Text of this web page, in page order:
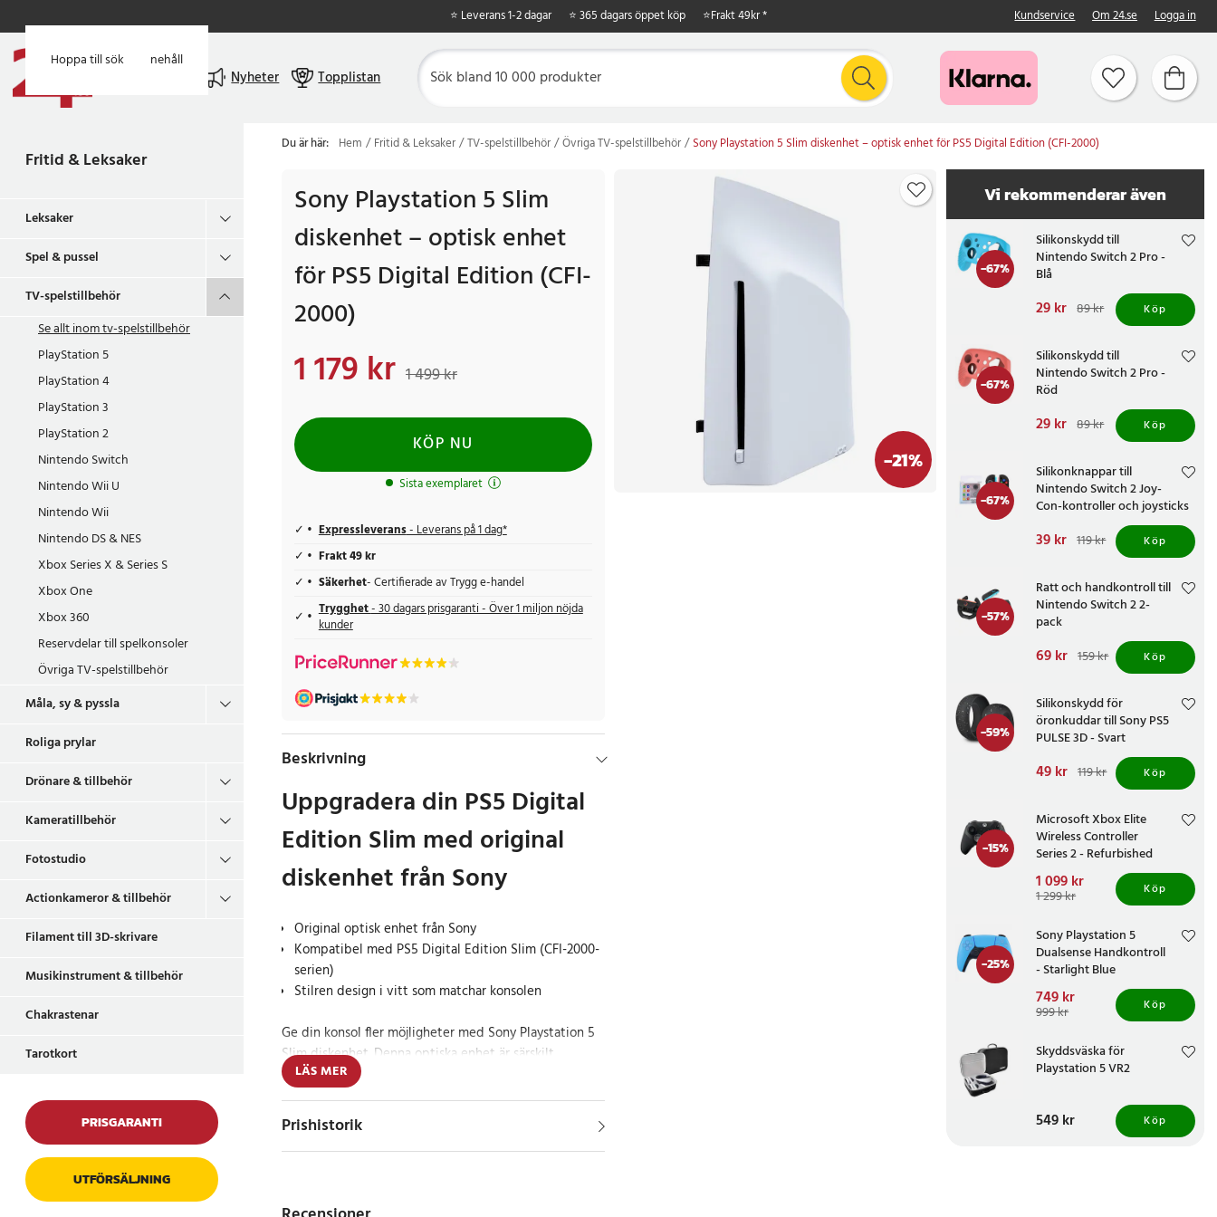
Hoppa till huvudinnehåll
Hoppa till sök
⭐ Leverans 1-2 dagar ⭐ 365 dagars öppet köp ⭐Frakt 49kr * Kundservice Om 24.se Logga in
Nyheter Topplistan
Fritid & Leksaker
Leksaker
Spel & pussel
TV-spelstillbehör
Se allt inomtv-spelstillbehör
PlayStation 5
PlayStation 4
PlayStation 3
PlayStation 2
Nintendo Switch
Nintendo Wii U
Nintendo Wii
Nintendo DS & NES
Xbox Series X & Series S
Xbox One
Xbox 360
Reservdelar till spelkonsoler
Övriga TV-spelstillbehör
Måla, sy & pyssla
Roliga prylar
Drönare & tillbehör
Kameratillbehör
Fotostudio
Actionkameror & tillbehör
Filament till 3D-skrivare
Musikinstrument & tillbehör
Chakrastenar
Tarotkort
PRISGARANTI
UTFÖRSÄLJNING
Du är här: Hem Fritid & Leksaker TV-spelstillbehör Övriga TV-spelstillbehör Sony Playstation 5 Slim diskenhet – optisk enhet för PS5 Digital Edition (CFI-2000)
-21%
Sony Playstation 5 Slim
diskenhet – optisk enhet
för PS5 Digital Edition (CFI-
2000)
Nuvarande pris
1 179 kr 1 499 kr
KÖP NU
Sista exemplaret
Expressleverans- Leverans på 1 dag*
Frakt 49 kr
Säkerhet- Certifierade av Trygg e-handel
Trygghet- 30 dagars prisgaranti - Över 1 miljon nöjda
kunder
Beskrivning
Uppgradera din PS5 Digital
Edition Slim med original
diskenhet från Sony
Original optisk enhet från Sony
Kompatibel med PS5 Digital Edition Slim (CFI-2000-
serien)
Stilren design i vitt som matchar konsolen
Ge din konsol fler möjligheter med Sony Playstation 5
Slim diskenhet. Denna optiska enhet är särskilt
framtagen för PS5 Digital Edition i CFI-2000 Slim-
serien och gör det möjligt att spela fysiska skivor på en
annars helt digital modell.
Som originaltillbehör från Sony är diskenheten
LÄS MER
Prishistorik
Vi rekommenderar även
-67%
Silikonskydd till
Nintendo Switch 2 Pro -
Blå
Nuvarande pris
Tidigare pris 89 kr
29 kr 89 kr Köp
-67%
Silikonskydd till
Nintendo Switch 2 Pro -
Röd
Nuvarande pris
Tidigare pris 89 kr
29 kr 89 kr Köp
-67%
Silikonknappar till
Nintendo Switch 2 Joy-
Con-kontroller och joysticks
Nuvarande pris
Tidigare pris 119 kr
39 kr 119 kr Köp
-57%
Ratt och handkontroll till
Nintendo Switch 2 2-
pack
Nuvarande pris
Tidigare pris 159 kr
69 kr 159 kr Köp
-59%
Silikonskydd för
öronkuddar till Sony PS5
PULSE 3D - Svart
Nuvarande pris
Tidigare pris 119 kr
49 kr 119 kr Köp
-15%
Microsoft Xbox Elite
Wireless Controller
Series 2 - Refurbished
Nuvarande pris:
1 099 kr Tidigare pris:1 299 kr
1 099 kr
1 299 kr Köp
-25%
Sony Playstation 5
Dualsense Handkontroll
- Starlight Blue
Nuvarande pris:
749 kr Tidigare pris :999 kr
749 kr
999 kr Köp
Skyddsväska för
Playstation 5 VR2
Pris:549 kr
549 kr Köp